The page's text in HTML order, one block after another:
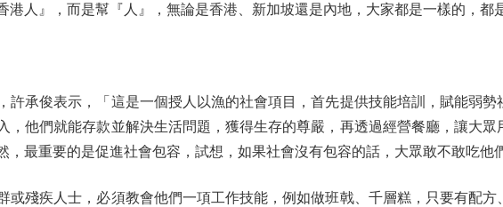
人』，而是幫『人』，無論是香港、新加坡還是內地，大家都是一樣的，都
承俊表示，「這是一個授人以漁的社會項目，首先提供技能培訓，賦能弱勢
，他們就能存款並解決生活問題，獲得生存的尊嚴，再透過經營餐廳，讓大
最重要的是促進社會包容，試想，如果社會沒有包容的話，大眾敢不敢吃他
殘疾人士，必須教會他們一項工作技能，例如做班戟、千層糕，只要有配方